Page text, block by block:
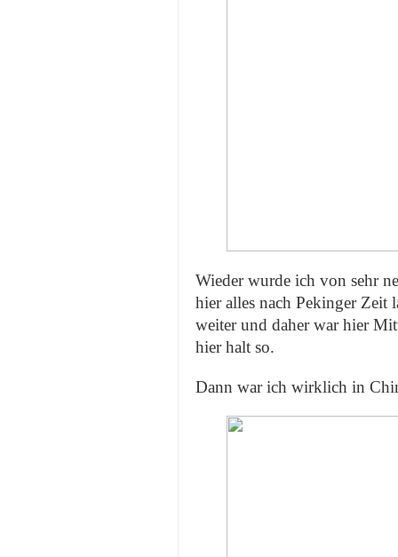
Wieder wurde ich von sehr
hier alles nach Pekinger Zeit
weiter und daher war hier
hier halt so.
Dann war ich wirklich in